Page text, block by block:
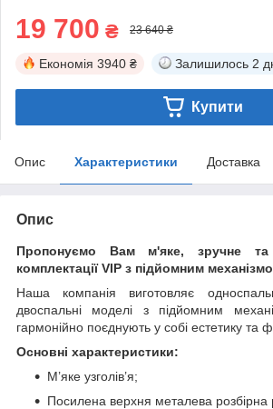
19 700 ₴ 23 640 ₴
Економія 3940 ₴ Залишилось 2
Купити
Опис Характеристики Доставка
Опис
Пропонуємо Вам м'яке, зручне
комплектації VIP з підйомним
Наша компанія виготовляє
двоспальні моделі з підйомним
гармонійно поєднують у собі естетику та
Основні характеристики:
М’яке узголів’я;
Посилена верхня металева розбірна